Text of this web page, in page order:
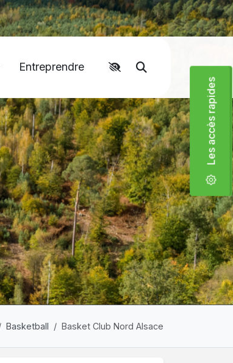
Moteur de
Entreprendre
Basketball Basket Club Nord Alsace
Les accès rapides
Accéder aux liens rapides